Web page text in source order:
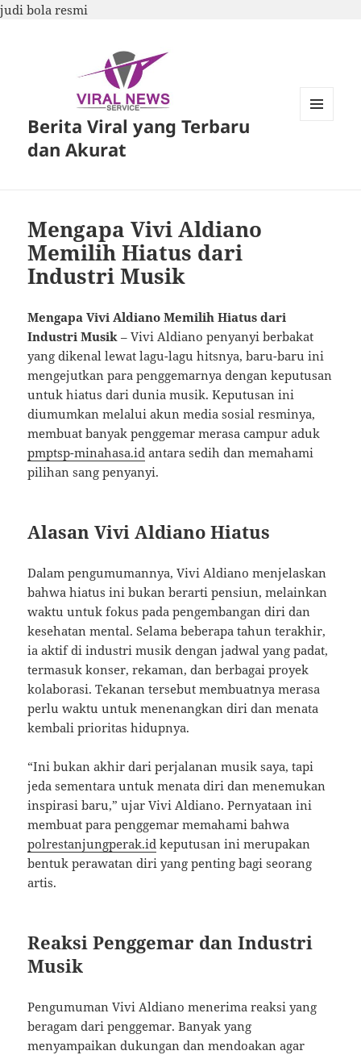
judi bola resmi
Berita Viral yang Terbaru
dan Akurat
Mengapa Vivi Aldiano
Memilih Hiatus dari
Industri Musik
Mengapa Vivi Aldiano Memilih Hiatus dari
Industri Musik – Vivi Aldiano penyanyi berbakat
yang dikenal lewat lagu-lagu hitsnya, baru-baru ini
mengejutkan para penggemarnya dengan keputusan
untuk hiatus dari dunia musik. Keputusan ini
diumumkan melalui akun media sosial resminya,
membuat banyak penggemar merasa campur aduk
pmptsp-minahasa.id antara sedih dan memahami
pilihan sang penyanyi.
Alasan Vivi Aldiano Hiatus
Dalam pengumumannya, Vivi Aldiano menjelaskan
bahwa hiatus ini bukan berarti pensiun, melainkan
waktu untuk fokus pada pengembangan diri dan
kesehatan mental. Selama beberapa tahun terakhir,
ia aktif di industri musik dengan jadwal yang padat,
termasuk konser, rekaman, dan berbagai proyek
kolaborasi. Tekanan tersebut membuatnya merasa
perlu waktu untuk menenangkan diri dan menata
kembali prioritas hidupnya.
“Ini bukan akhir dari perjalanan musik saya, tapi
jeda sementara untuk menata diri dan menemukan
inspirasi baru,” ujar Vivi Aldiano. Pernyataan ini
membuat para penggemar memahami bahwa
polrestanjungperak.id keputusan ini merupakan
bentuk perawatan diri yang penting bagi seorang
artis.
Reaksi Penggemar dan Industri
Musik
Pengumuman Vivi Aldiano menerima reaksi yang
beragam dari penggemar. Banyak yang
menyampaikan dukungan dan mendoakan agar